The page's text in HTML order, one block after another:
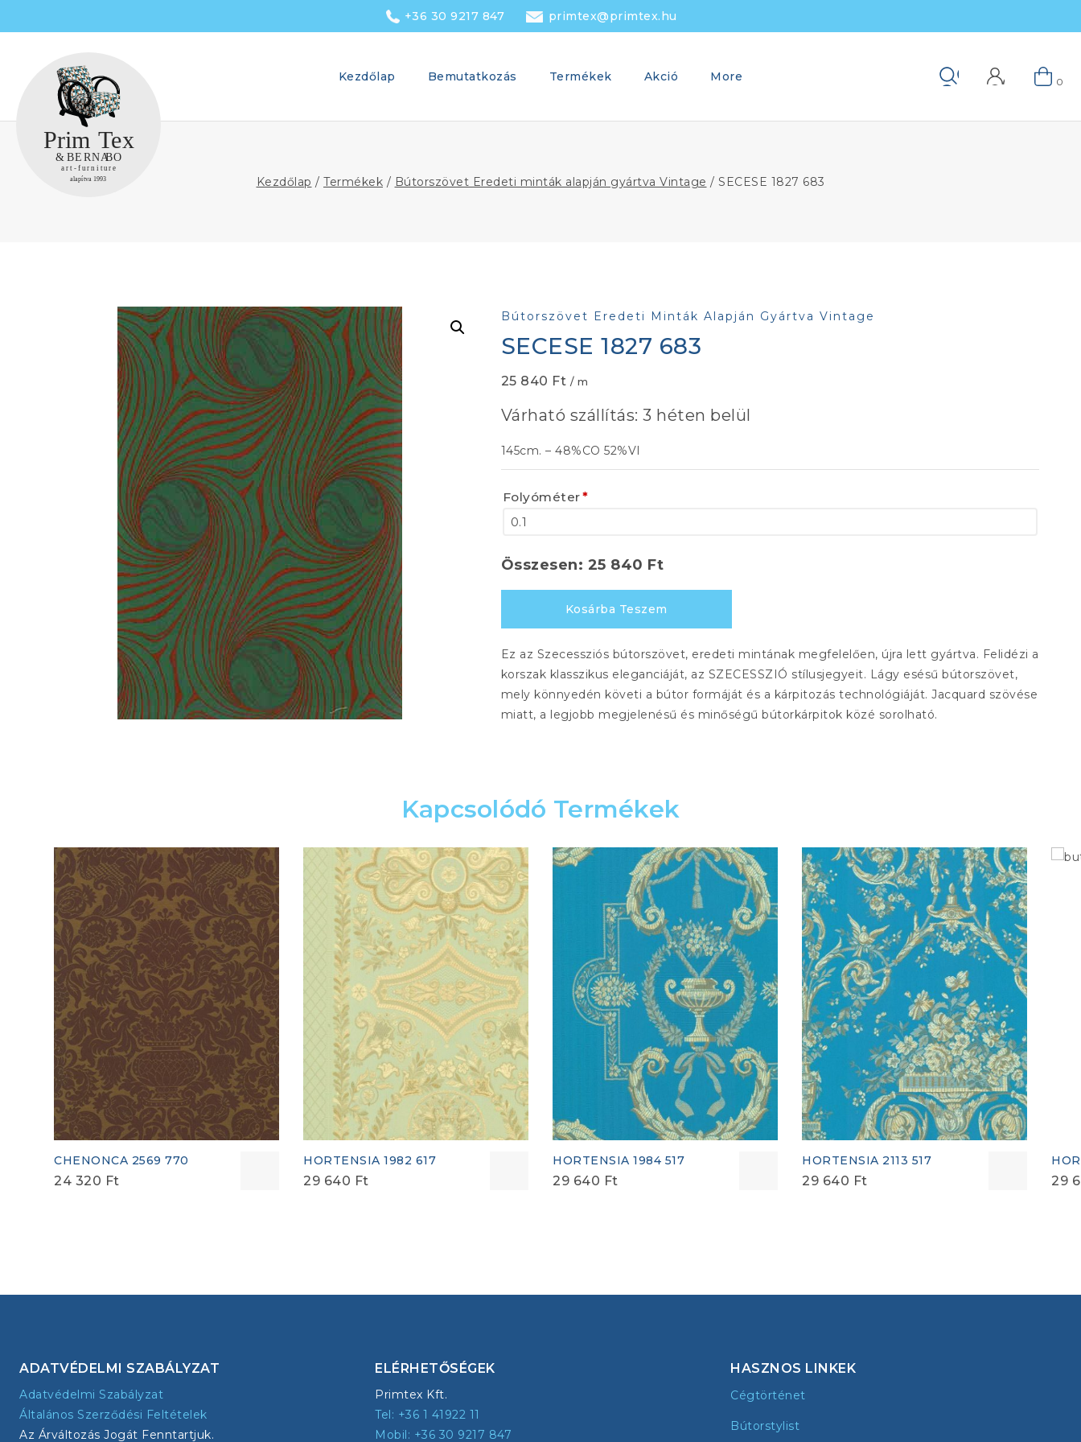
to
+36 30 9217 847 primtex@primtex.hu
Kezdőlap Bemutatkozás Termékek Akció More 0
Kezdőlap / Termékek / Bútorszövet Eredeti minták alapján gyártva Vintage / SECESE 1827 683
Bútorszövet Eredeti Minták Alapján Gyártva Vintage
SECESE 1827 683
25 840 Ft / m
Várható szállítás: 3 héten belül
145cm. – 48%CO 52%VI
Folyóméter*
Összesen: 25 840 Ft
mennyiség
Kosárba Teszem
Ez az Szecessziós bútorszövet, eredeti mintának megfelelően, újra lett gyártva. Felidézi a
korszak klasszikus eleganciáját, az SZECESSZIÓ stílusjegyeit. Lágy esésű bútorszövet,
mely könnyedén követi a bútor formáját és a kárpitozás technológiáját. Jacquard szövése
miatt, a legjobb megjelenésű és minőségű bútorkárpitok közé sorolható.
Kapcsolódó Termékek
CHENONCA 2569 770
24 320 Ft
HORTENSIA 1982 617
29 640 Ft
HORTENSIA 1984 517
29 640 Ft
HORTENSIA 2113 517
29 640 Ft 29
ADATVÉDELMI SZABÁLYZAT
Adatvédelmi Szabályzat
Általános Szerződési Feltételek
Az Árváltozás Jogát Fenntartjuk.
ELÉRHETŐSÉGEK
Primtex Kft.
Tel: +36 1 41922 11
Mobil: +36 30 9217 847
HASZNOS LINKEK
Cégtörténet
Bútorstylist